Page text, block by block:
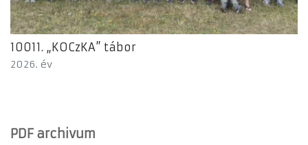
10011. „KOCzKA” tábor
2026. év
PDF archivum